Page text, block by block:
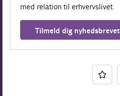
med relation til erhvervslivet.
Tilmeld dig nyhedsbrevet